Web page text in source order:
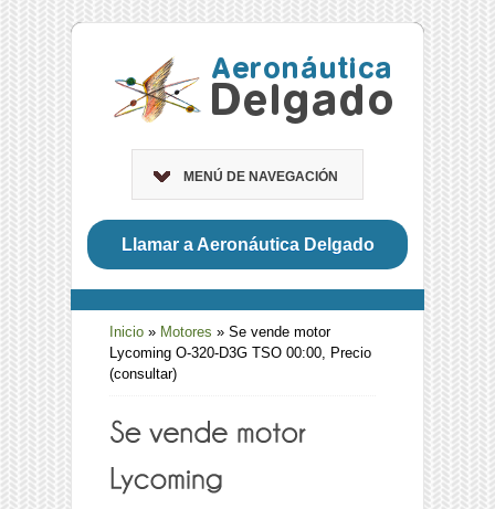
MENÚ DE NAVEGACIÓN
Llamar a Aeronáutica Delgado
Inicio » Motores » Se vende motor
Lycoming O-320-D3G TSO 00:00, Precio
(consultar)